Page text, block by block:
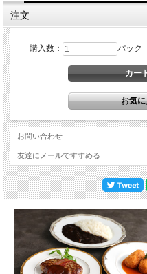
注文
購入数： パック
お問い合わせ
友達にメールですすめる